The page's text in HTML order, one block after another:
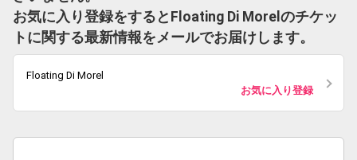
お気に入り登録をするとFloating Di Morelのチケッ
トに関する最新情報をメールでお届けします。
Floating Di Morel
お気に入り登録